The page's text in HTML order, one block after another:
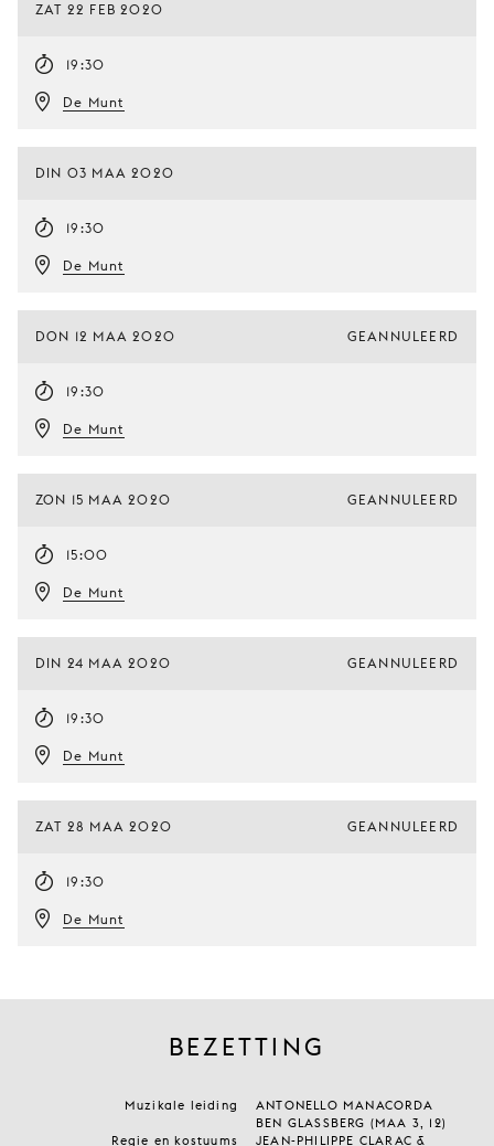
ZAT 22 FEB 2020
19:30
De Munt
DIN 03 MAA 2020
19:30
De Munt
DON 12 MAA 2020
19:30
De Munt
GEANNULEERD
ZON 15 MAA 2020
15:00
De Munt
GEANNULEERD
DIN 24 MAA 2020
19:30
De Munt
GEANNULEERD
ZAT 28 MAA 2020
19:30
De Munt
GEANNULEERD
BEZETTING
Muzikale leiding
ANTONELLO MANACORDA
BEN GLASSBERG (MAA 3, 12)
Regie en kostuums
JEAN-PHILIPPE CLARAC &